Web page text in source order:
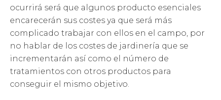
ocurrirá será que algunos producto esenciales
encarecerán sus costes ya que será más
complicado trabajar con ellos en el campo, por
no hablar de los costes de jardinería que se
incrementarán así como el número de
tratamientos con otros productos para
conseguir el mismo objetivo.